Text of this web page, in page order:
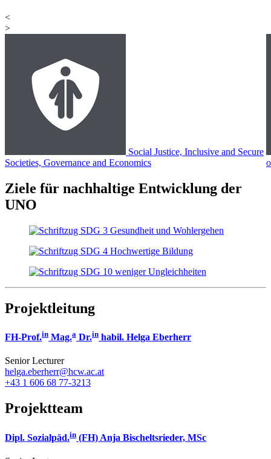
<
>
Social Justice, Inclusive and Secure
Societies, Governance and Economics
Ziele für nachhaltige Entwicklung der
UNO
Projektleitung
FH-Prof.in Mag.a Dr.in habil. Helga Eberherr
Senior Lecturer
helga.eberherr@hcw.ac.at
+43 1 606 68 77-3213
Projektteam
Dipl. Sozialpäd.in (FH) Anja Bischeltsrieder, MSc